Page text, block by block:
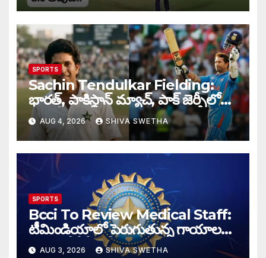
SPORTS
Sachin Tendulkar Fielding:
భారత్, పాకిస్థాన్ మ్యాచ్, పాక్ జెర్సీలో
బరిలోకి దిగిన సచిన్…
AUG 4, 2026 SHIVA SWETHA
SPORTS
Bcci To Review Medical Staff:
టీమిండియాలో పెరుగుతున్న గాయాల
బెడద, బీసీసీఐ కీలక నిర్ణయం
AUG 3, 2026 SHIVA SWETHA